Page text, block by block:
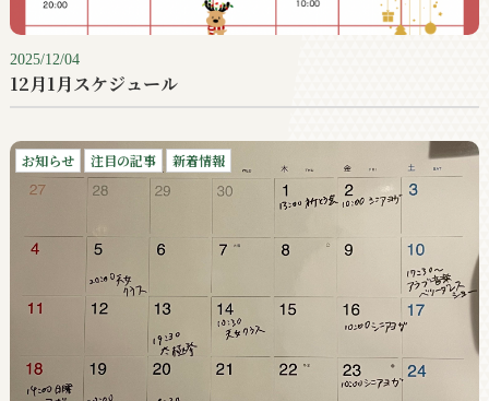
2025/12/04
12月1月スケジュール
お知らせ 注目の記事 新着情報